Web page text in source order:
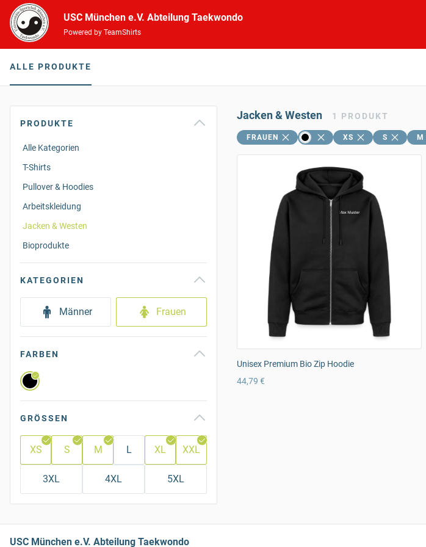
USC München e.V. Abteilung Taekwondo
Powered by TeamShirts
ALLE PRODUKTE
PRODUKTE
Alle Kategorien
T-Shirts
Pullover & Hoodies
Arbeitskleidung
Jacken & Westen
Bioprodukte
KATEGORIEN
Männer Frauen
FARBEN
GRÖSSEN
XS S M L XL XXL
3XL 4XL 5XL
Jacken & Westen 1 PRODUKT
FRAUEN XS S M
Unisex Premium Bio Zip Hoodie
44,79 €
USC München e.V. Abteilung Taekwondo